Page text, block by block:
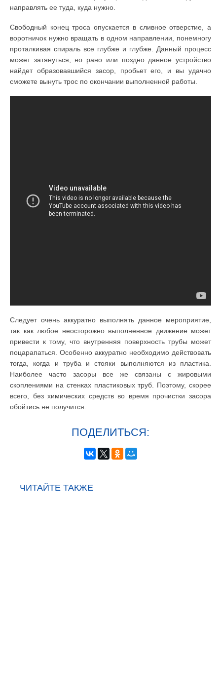
направлять ее туда, куда нужно.
Свободный конец троса опускается в сливное отверстие, а
воротничок нужно вращать в одном направлении, понемногу
проталкивая спираль все глубже и глубже. Данный процесс
может затянуться, но рано или поздно данное устройство
найдет образовавшийся засор, пробьет его, и вы удачно
сможете вынуть трос по окончании выполненной работы.
Следует очень аккуратно выполнять данное мероприятие,
так как любое неосторожно выполненное движение может
привести к тому, что внутренняя поверхность трубы может
поцарапаться. Особенно аккуратно необходимо действовать
тогда, когда и труба и стояки выполняются из пластика.
Наиболее часто засоры все же связаны с жировыми
скоплениями на стенках пластиковых труб. Поэтому, скорее
всего, без химических средств во время прочистки засора
обойтись не получится.
ПОДЕЛИТЬСЯ:
ЧИТАЙТЕ ТАКЖЕ